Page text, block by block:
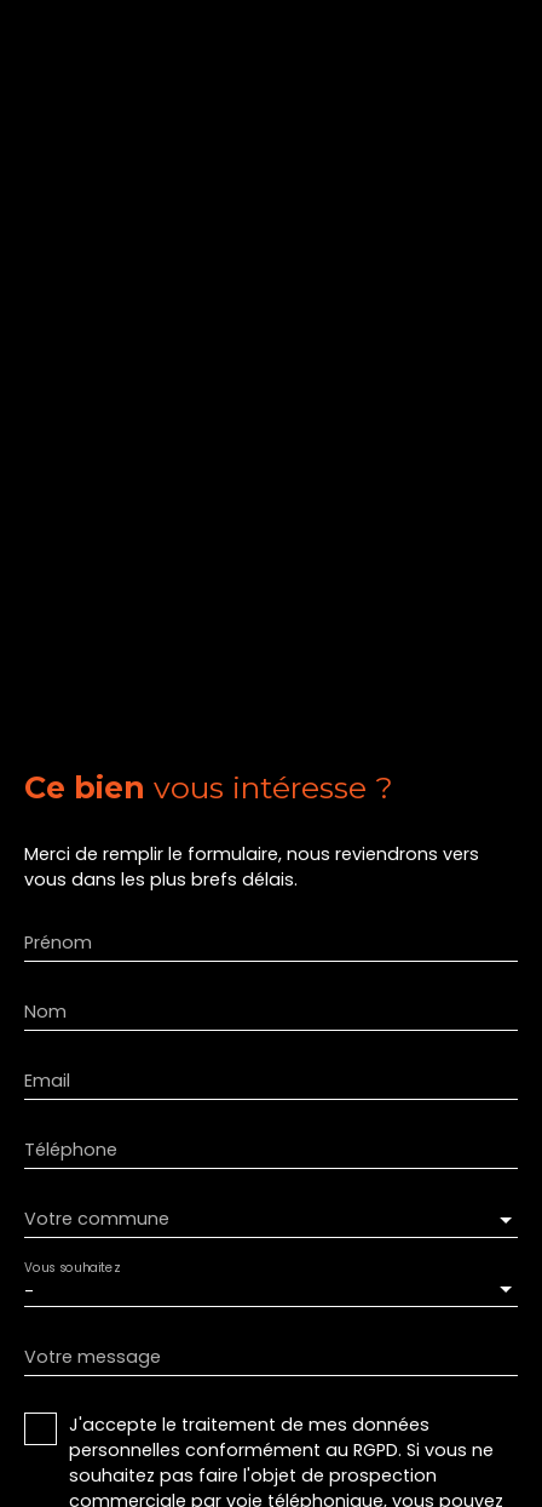
Ce bien vous intéresse ?
Merci de remplir le formulaire, nous reviendrons vers
vous dans les plus brefs délais.
Prénom
Nom
Email
Téléphone
Votre commune
-
Vous souhaitez
Votre message
J'accepte le traitement de mes données
personnelles conformément au RGPD. Si vous ne
souhaitez pas faire l'objet de prospection
commerciale par voie téléphonique, vous pouvez